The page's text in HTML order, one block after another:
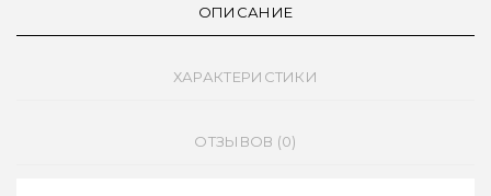
ОПИСАНИЕ
ХАРАКТЕРИСТИКИ
ОТЗЫВОВ (0)